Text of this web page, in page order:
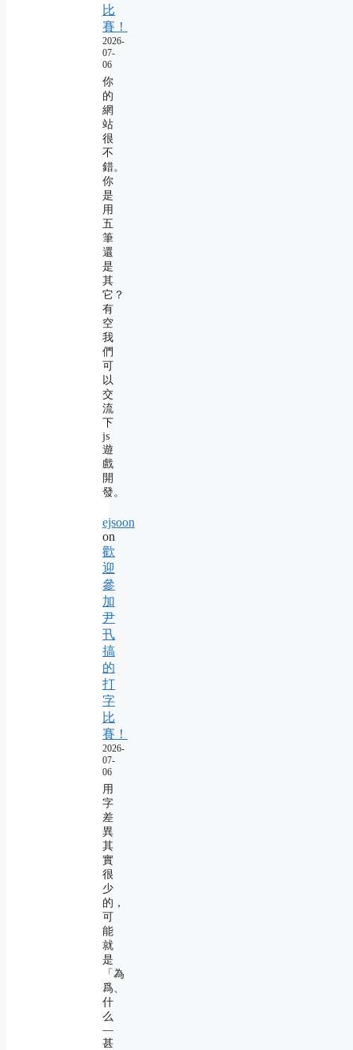
比
賽！
2026-
07-
06
你
的
網
站
很
不
錯。
你
是
用
五
筆
還
是
其
它？
有
空
我
們
可
以
交
流
下
js
遊
戲
開
發。
ejsoon
on
歡
迎
參
加
尹
卂
搞
的
打
字
比
賽！
2026-
07-
06
用
字
差
異
其
實
很
少
的，
可
能
就
是
「為
爲、
什
么
―
甚